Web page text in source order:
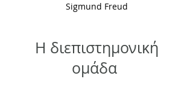
Sigmund Freud
Η διεπιστημονική
ομάδα